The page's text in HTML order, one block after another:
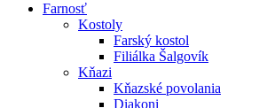
Farnosť
Kostoly
Farský kostol
Filiálka Šalgovík
Kňazi
Kňazské povolania
Diakoni